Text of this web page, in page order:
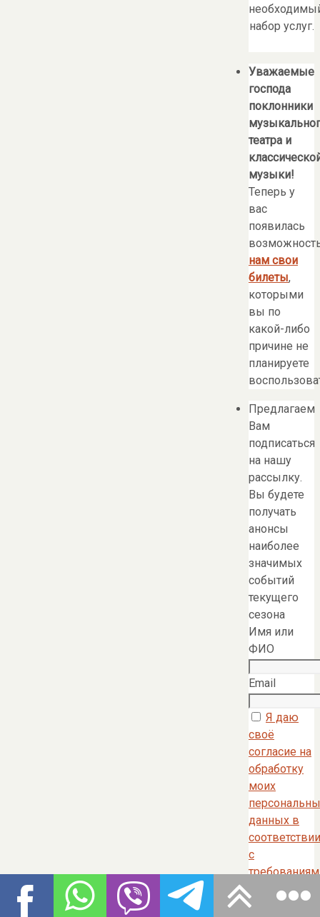
набор услуг.
Уважаемые
господа
поклонники
театра и
музыки!
Теперь у
вас
появилась
нам свои
билеты,
которыми
вы по
какой-либо
причине не
планируете
Предлагаем
Вам
подписаться
на нашу
рассылку.
Вы будете
получать
анонсы
наиболее
значимых
событий
текущего
сезона
Имя или
ФИО
Email
Я даю
своё
согласие на
обработку
моих
данных в
соответствии
с
закона от